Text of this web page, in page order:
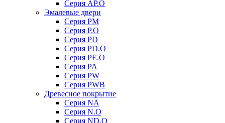
Серия AP.O
Эмалевые двери
Серия PM
Серия P.O
Серия PD
Серия PD.O
Серия PE.O
Серия PA
Серия PW
Серия PWB
Древесное покрытие
Серия NA
Серия N.O
Серия ND.O